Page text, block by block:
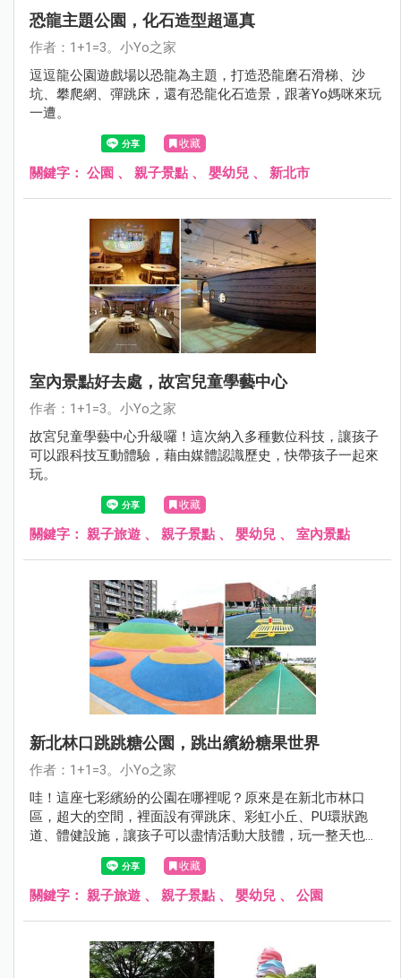
恐龍主題公園，化石造型超逼真
作者：1+1=3。小Yo之家
逗逗龍公園遊戲場以恐龍為主題，打造恐龍磨石滑梯、沙
坑、攀爬網、彈跳床，還有恐龍化石造景，跟著Yo媽咪來玩
一遭。
收藏
關鍵字： 公園 、 親子景點 、 嬰幼兒 、 新北市
室內景點好去處，故宮兒童學藝中心
作者：1+1=3。小Yo之家
故宮兒童學藝中心升級囉！這次納入多種數位科技，讓孩子
可以跟科技互動體驗，藉由媒體認識歷史，快帶孩子一起來
玩。
收藏
關鍵字： 親子旅遊 、 親子景點 、 嬰幼兒 、 室內景點
新北林口跳跳糖公園，跳出繽紛糖果世界
作者：1+1=3。小Yo之家
哇！這座七彩繽紛的公園在哪裡呢？原來是在新北市林口
區，超大的空間，裡面設有彈跳床、彩虹小丘、PU環狀跑
道、體健設施，讓孩子可以盡情活動大肢體，玩一整天也沒
收藏
關鍵字： 親子旅遊 、 親子景點 、 嬰幼兒 、 公園